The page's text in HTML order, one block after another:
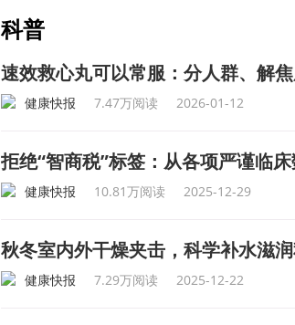
科普
速效救心丸可以常服：分人群、解
健康快报 7.47万阅读 2026-01-12
拒绝“智商税”标签：从各项严谨临
健康快报 10.81万阅读 2025-12-29
秋冬室内外干燥夹击，科学补水滋
健康快报 7.29万阅读 2025-12-22